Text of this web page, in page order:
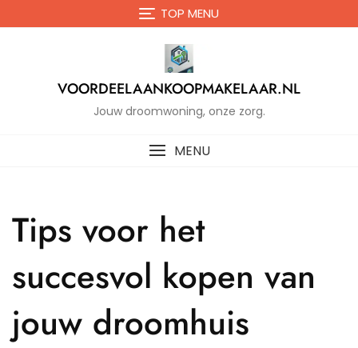
de
TOP MENU
VOORDEELAANKOOPMAKELAAR.NL
Jouw droomwoning, onze zorg.
MENU
Tips voor het
succesvol kopen van
jouw droomhuis